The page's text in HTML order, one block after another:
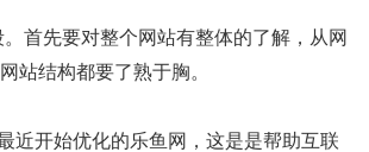
先要对整个网站有整体的了解，从网
站结构都要了熟于胸。
开始优化的乐鱼网，这是是帮助互联